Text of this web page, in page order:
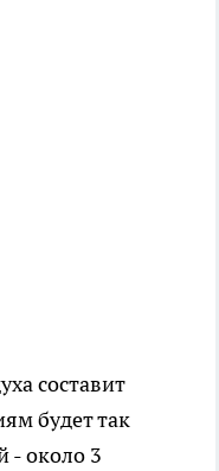
составит
будет так
- около 3